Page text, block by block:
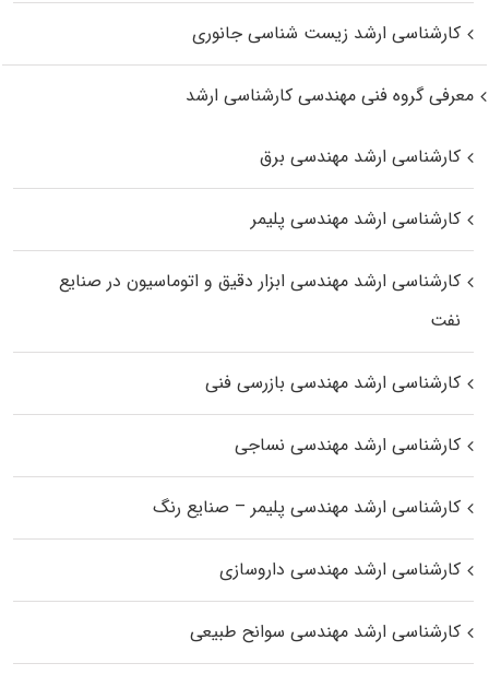
کارشناسی ارشد زیست‌ شناسی جانوری
معرفی گروه فنی مهندسی کارشناسی ارشد
کارشناسی ارشد مهندسی برق
کارشناسی ارشد مهندسی پلیمر
کارشناسی ارشد مهندسی ابزار دقیق و اتوماسیون در صنایع
نفت
کارشناسی ارشد مهندسی بازرسی فنی
کارشناسی ارشد مهندسی نساجی
کارشناسی ارشد مهندسی پلیمر – صنایع رنگ
کارشناسی ارشد مهندسی داروسازی
کارشناسی ارشد مهندسی سوانح طبیعی